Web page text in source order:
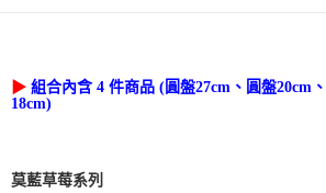
▶ 組合內含4 件商品 (圓盤27cm、 圓盤20cm 、
18cm)
莫藍草莓系列